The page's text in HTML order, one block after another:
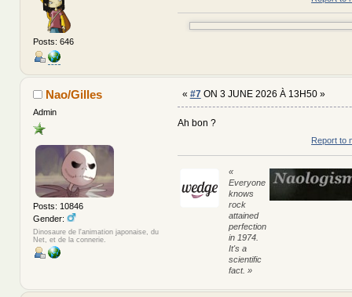
Posts: 646
Nao/Gilles
Admin
Posts: 10846
Gender:
Dinosaure de l'animation japonaise, du
Net, et de la connerie.
« #7ON 3 JUNE 2026 À 13H50 »
Ah bon ?
Report to
«
Everyone
knows
rock
attained
perfection
in 1974.
It's a
scientific
fact. »